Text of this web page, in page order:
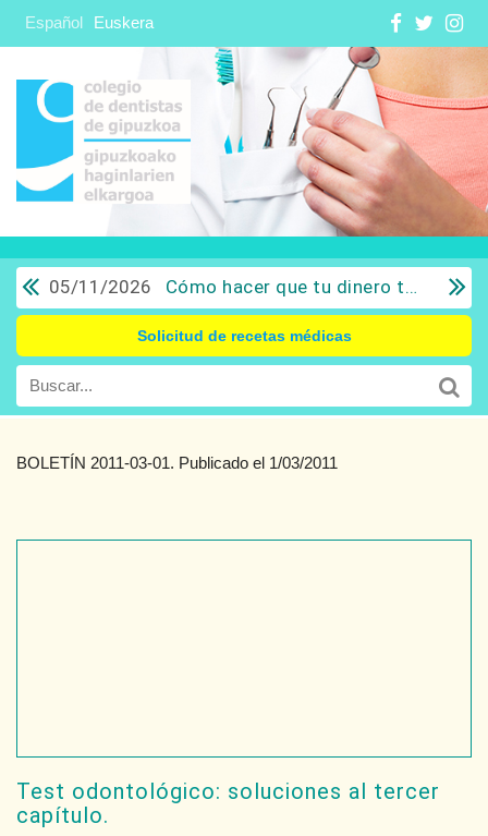
Español Euskera
05/11/2026 Cómo hacer que tu dinero trabaje para ti: Del ahorro a la inversión con sentido común.
Solicitud de recetas médicas
BOLETÍN 2011-03-01. Publicado el 1/03/2011
Test odontológico: soluciones al tercer
capítulo.